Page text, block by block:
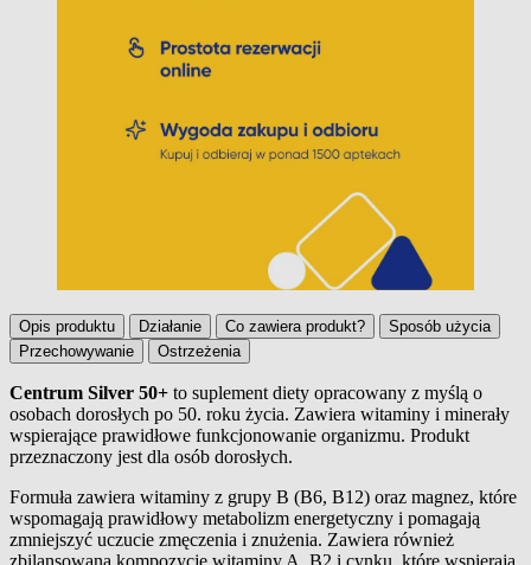
Opis produktu Działanie Co zawiera produkt?
Sposób użycia
Przechowywanie
Ostrzeżenia
Opis produktu
Centrum Silver 50+ to suplement diety opracowany z myślą o
osobach dorosłych po 50. roku życia. Zawiera witaminy i minerały
wspierające prawidłowe funkcjonowanie organizmu. Produkt
przeznaczony jest dla osób dorosłych.
Formuła zawiera witaminy z grupy B (B6, B12) oraz magnez, które
wspomagają prawidłowy metabolizm energetyczny i pomagają
zmniejszyć uczucie zmęczenia i znużenia. Zawiera również
zbilansowaną kompozycję witaminy A, B2 i cynku, które wspierają